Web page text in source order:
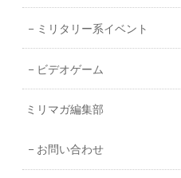
ミリタリー系イベント
ビデオゲーム
ミリマガ編集部
お問い合わせ